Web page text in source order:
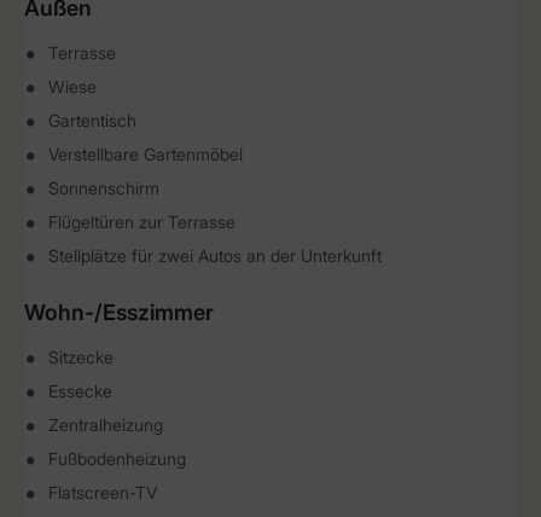
Außen
Terrasse
Wiese
Gartentisch
Verstellbare Gartenmöbel
Sonnenschirm
Flügeltüren zur Terrasse
Stellplätze für zwei Autos an der Unterkunft
Wohn-/Esszimmer
Sitzecke
Essecke
Zentralheizung
Fußbodenheizung
Flatscreen-TV